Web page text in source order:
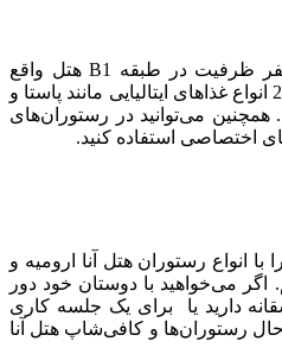
رستوران ایتالیایی لالونا با 50 نفر ظرفیت در طبقه B1 هتل واقع
شده است و از ساعت 19 الی 23 انواع غذاهای ایتالیایی مانند پاستا و
همچنین می‌توانید در رستوران‌های
اختصاصی استفاده کنید.
انواع رستوران هتل آنا ارومیه و
اگر می‌خواهید با دوستان خود دور
دارید یا برای یک جلسه کاری
رستوران‌ها و کافی‌شاپ هتل آنا